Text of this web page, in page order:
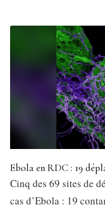
Ebola en RDC : 19
Cinq des 69 sites de
cas d’Ebola : 19